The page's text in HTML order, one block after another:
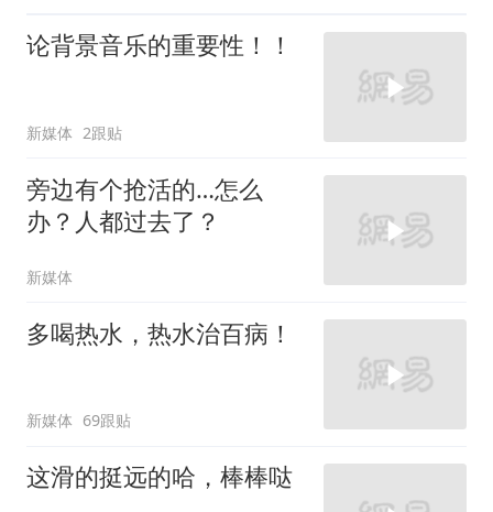
论背景音乐的重要性！！
新媒体 2跟贴
旁边有个抢活的…怎么
办？人都过去了？
新媒体
多喝热水，热水治百病！
新媒体 69跟贴
这滑的挺远的哈，棒棒哒